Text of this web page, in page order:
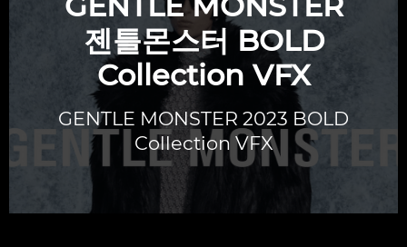
젠틀몬스터 BOLD
Collection VFX
GENTLE MONSTER 2023 BOLD
Collection VFX